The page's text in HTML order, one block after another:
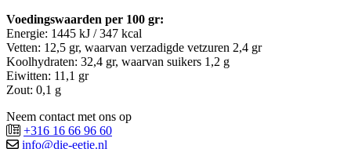
Voedingswaarden per 100 gr:
Energie: 1445 kJ / 347 kcal
Vetten: 12,5 gr, waarvan verzadigde vetzuren 2,4 gr
Koolhydraten: 32,4 gr, waarvan suikers 1,2 g
Eiwitten: 11,1 gr
Zout: 0,1 g
Neem contact met ons op
+316 16 66 96 60
info@die-eetje.nl